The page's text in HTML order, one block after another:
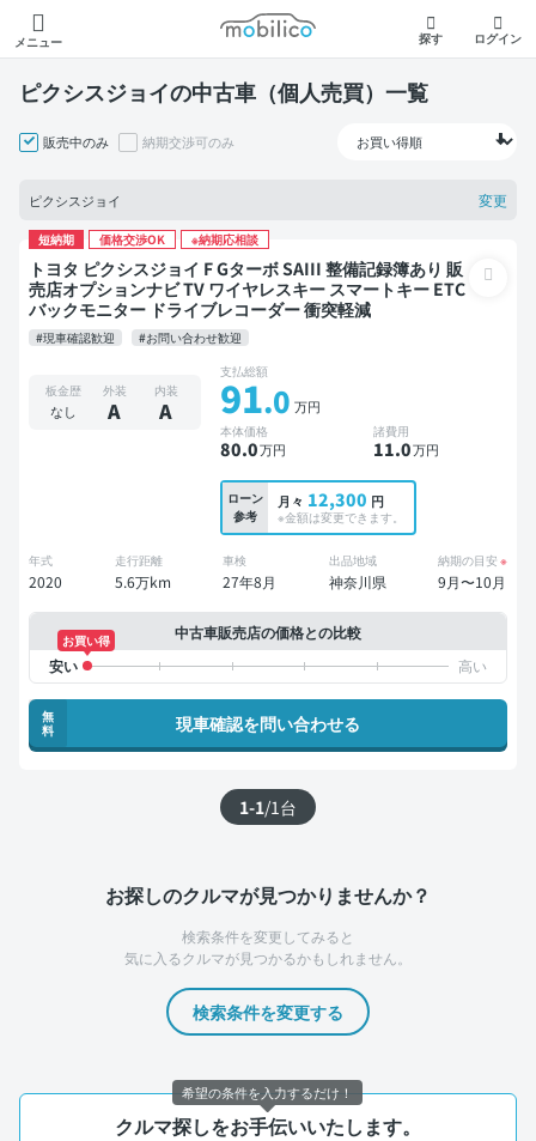
メニュー
モビリコ
探す ログイン
ピクシスジョイの中古車（個人売買）一覧
販売中のみ 納期交渉可のみ
ピクシスジョイ 変更
短納期 価格交渉OK ※納期応相談
トヨタ ピクシスジョイ F Gターボ SAIII 整備記録簿あり 販
売店オプションナビ TV ワイヤレスキー スマートキー ETC
バックモニター ドライブレコーダー 衝突軽減
#現車確認歓迎 #お問い合わせ歓迎
板金歴
なし
外装
A
内装
A
支払総額
91.0 万円
本体価格
80.0万円
諸費用
11.0万円
ローン
参考
月々 12,300 円
※金額は変更できます。
年式
2020
走行距離
5.6万km
車検
27年8月
出品地域
神奈川県
納期の目安 ※
9月〜10月
中古車販売店の価格との比較
お買い得
無
料
現車確認を問い合わせる
1-1/1台
お探しのクルマが見つかりませんか？
検索条件を変更してみると
気に入るクルマが見つかるかもしれません。
検索条件を変更する
クルマ探しをお手伝いいたします。
希望の条件を入力するだけ！